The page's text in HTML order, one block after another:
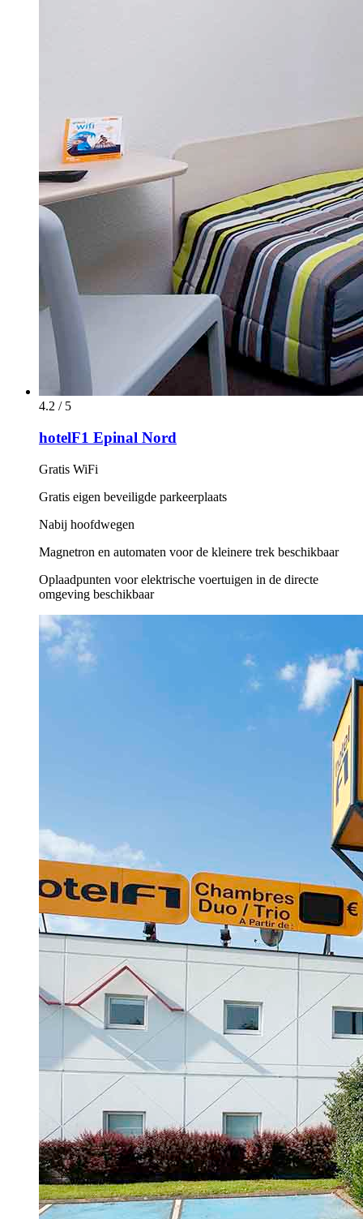
4.2 / 5
hotelF1 Epinal Nord
Gratis WiFi
Gratis eigen beveiligde parkeerplaats
Nabij hoofdwegen
Magnetron en automaten voor de kleinere trek beschikbaar
Oplaadpunten voor elektrische voertuigen in de directe
omgeving beschikbaar